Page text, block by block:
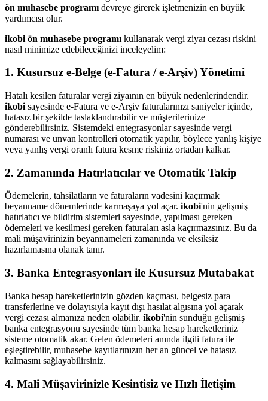
ön muhasebe programı devreye girerek işletmenizin en büyük
yardımcısı olur.
ikobi ön muhasebe programı kullanarak vergi ziyaı cezası riskini
nasıl minimize edebileceğinizi inceleyelim:
1. Kusursuz e-Belge (e-Fatura / e-Arşiv) Yönetimi
Hatalı kesilen faturalar vergi ziyaının en büyük nedenlerindendir.
ikobi sayesinde e-Fatura ve e-Arşiv faturalarınızı saniyeler içinde,
hatasız bir şekilde taslaklandırabilir ve müşterilerinize
gönderebilirsiniz. Sistemdeki entegrasyonlar sayesinde vergi
numarası ve unvan kontrolleri otomatik yapılır, böylece yanlış kişiye
veya yanlış vergi oranlı fatura kesme riskiniz ortadan kalkar.
2. Zamanında Hatırlatıcılar ve Otomatik Takip
Ödemelerin, tahsilatların ve faturaların vadesini kaçırmak
beyanname dönemlerinde karmaşaya yol açar. ikobi'nin gelişmiş
hatırlatıcı ve bildirim sistemleri sayesinde, yapılması gereken
ödemeleri ve kesilmesi gereken faturaları asla kaçırmazsınız. Bu da
mali müşavirinizin beyannameleri zamanında ve eksiksiz
hazırlamasına olanak tanır.
3. Banka Entegrasyonları ile Kusursuz Mutabakat
Banka hesap hareketlerinizin gözden kaçması, belgesiz para
transferlerine ve dolayısıyla kayıt dışı hasılat algısına yol açarak
vergi cezası almanıza neden olabilir. ikobi'nin sunduğu gelişmiş
banka entegrasyonu sayesinde tüm banka hesap hareketleriniz
sisteme otomatik akar. Gelen ödemeleri anında ilgili fatura ile
eşleştirebilir, muhasebe kayıtlarınızın her an güncel ve hatasız
kalmasını sağlayabilirsiniz.
4. Mali Müşavirinizle Kesintisiz ve Hızlı İletişim